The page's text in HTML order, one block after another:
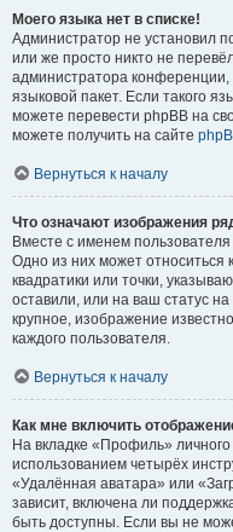
Моего языка нет в списке!
Администратор не установил
или же просто никто не
администратора
языковой пакет. Если такого
можете перевести phpBB на
можете получить на сайте
Вернуться к началу
Что означают изображения
Вместе с именем
Одно из них может относиться
квадратики или точки,
оставили, или на ваш статус
крупное, изображение
каждого пользователя.
Вернуться к началу
Как мне включить
На вкладке «Профиль»
использованием четырёх
«Удалённая аватара» или
зависит, включена ли
быть доступны. Если вы не